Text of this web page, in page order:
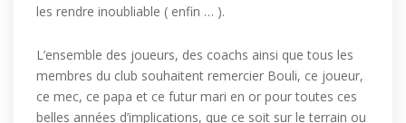
les rendre inoubliable ( enfin … ).
L’ensemble des joueurs, des coachs ainsi que tous les
membres du club souhaitent remercier Bouli, ce joueur,
ce mec, ce papa et ce futur mari en or pour toutes ces
belles années d’implications, que ce soit sur le terrain ou